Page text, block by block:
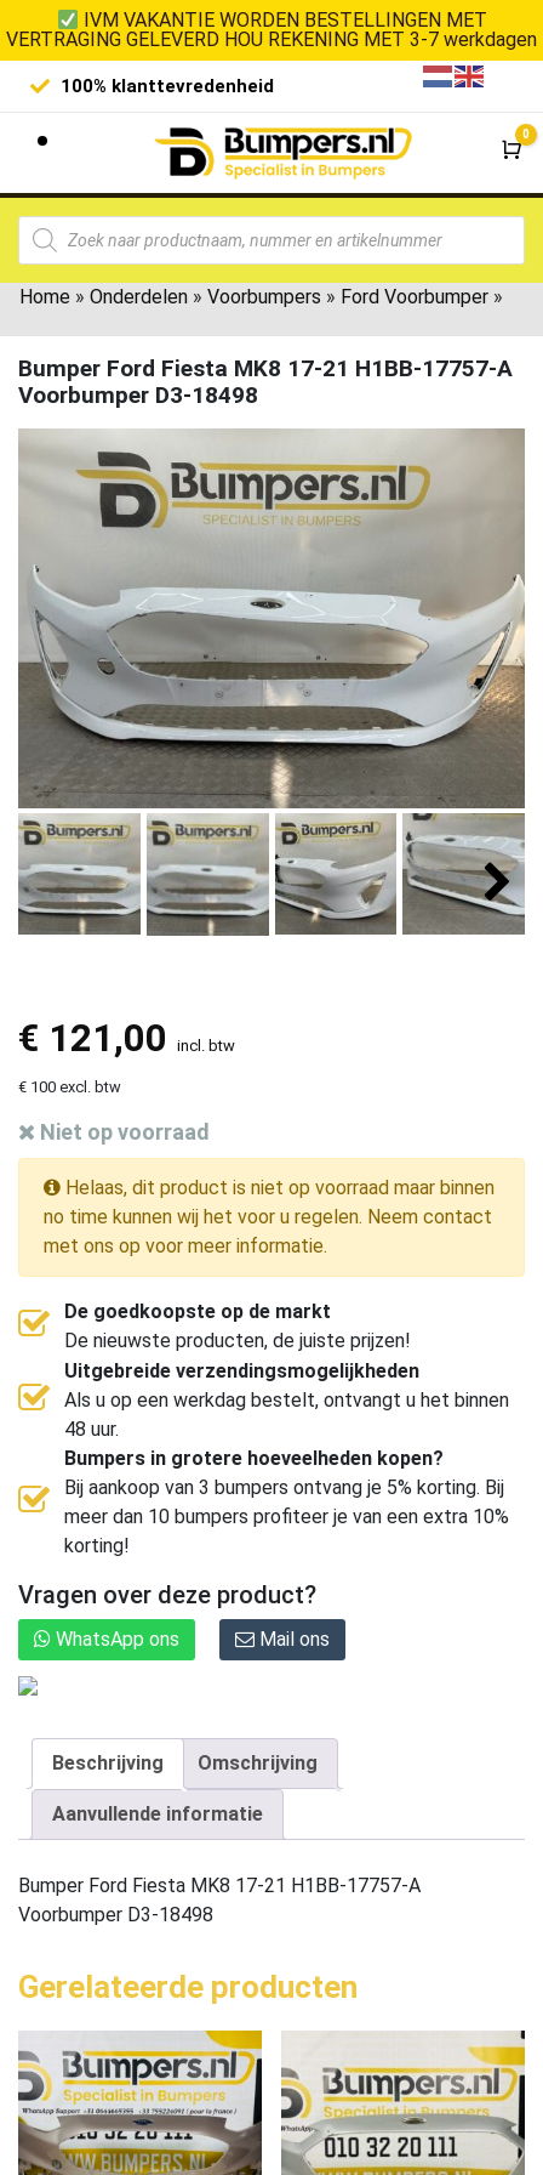
IVM VAKANTIE WORDEN BESTELLINGEN MET
VERTRAGING GELEVERD HOU REKENING MET 3-7 werkdagen
100% klanttevredenheid
0
Home » Onderdelen » Voorbumpers » Ford Voorbumper »
Bumper Ford Fiesta MK8 17-21 H1BB-17757-A
Voorbumper D3-18498
€ 121,00 incl. btw
€ 100 excl. btw
Niet op voorraad
Helaas, dit product is niet op voorraad maar binnen
no time kunnen wij het voor u regelen. Neem contact
met ons op voor meer informatie.
De goedkoopste op de markt
De nieuwste producten, de juiste prijzen!
Uitgebreide verzendingsmogelijkheden
Als u op een werkdag bestelt, ontvangt u het binnen
48 uur.
Bumpers in grotere hoeveelheden kopen?
Bij aankoop van 3 bumpers ontvang je 5% korting. Bij
meer dan 10 bumpers profiteer je van een extra 10%
korting!
Vragen over deze product?
WhatsApp ons Mail ons
Beschrijving Omschrijving
Aanvullende informatie
Bumper Ford Fiesta MK8 17-21 H1BB-17757-A
Voorbumper D3-18498
Gerelateerde producten